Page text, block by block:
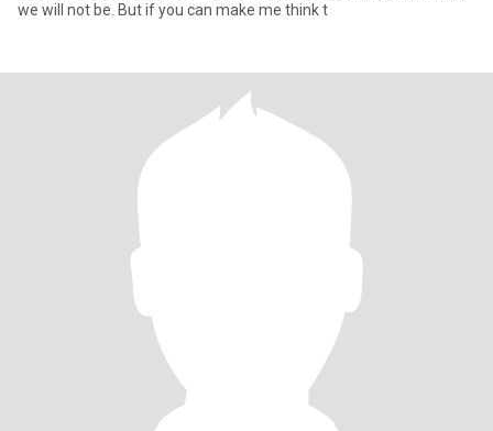
we will not be. But if you can make me think t